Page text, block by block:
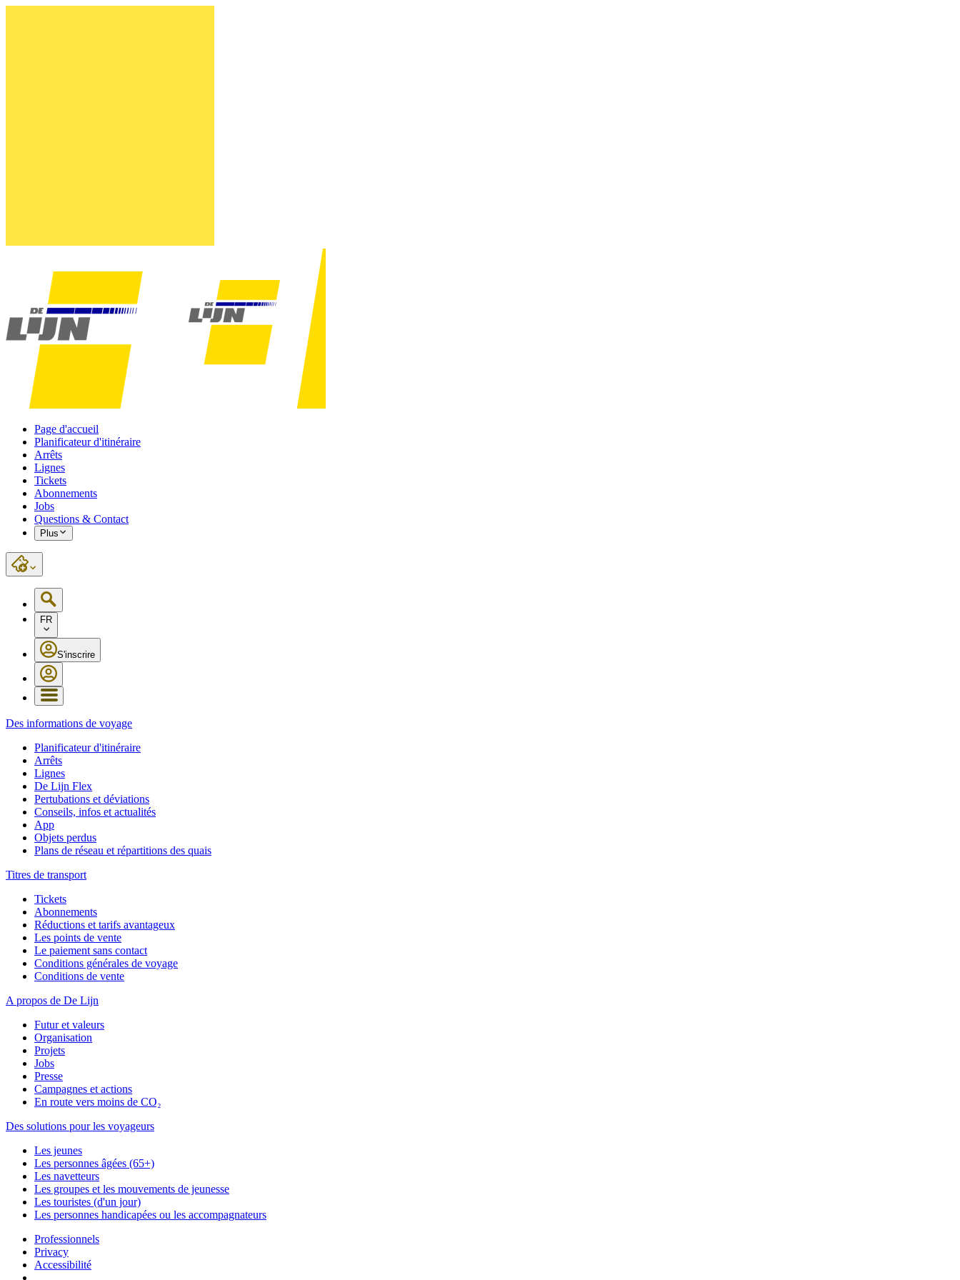
Page d'accueil
Planificateur d'itinéraire
Arrêts
Lignes
Tickets
Abonnements
Jobs
Questions & Contact
Plus
FR
S'inscrire
Des informations de voyage
Planificateur d'itinéraire
Arrêts
Lignes
De Lijn Flex
Pertubations et déviations
Conseils, infos et actualités
App
Objets perdus
Plans de réseau et répartitions des quais
Titres de transport
Tickets
Abonnements
Réductions et tarifs avantageux
Les points de vente
Le paiement sans contact
Conditions générales de voyage
Conditions de vente
A propos de De Lijn
Futur et valeurs
Organisation
Projets
Jobs
Presse
Campagnes et actions
En route vers moins de CO₂
Des solutions pour les voyageurs
Les jeunes
Les personnes âgées (65+)
Les navetteurs
Les groupes et les mouvements de jeunesse
Les touristes (d'un jour)
Les personnes handicapées ou les accompagnateurs
Professionnels
Privacy
Accessibilité